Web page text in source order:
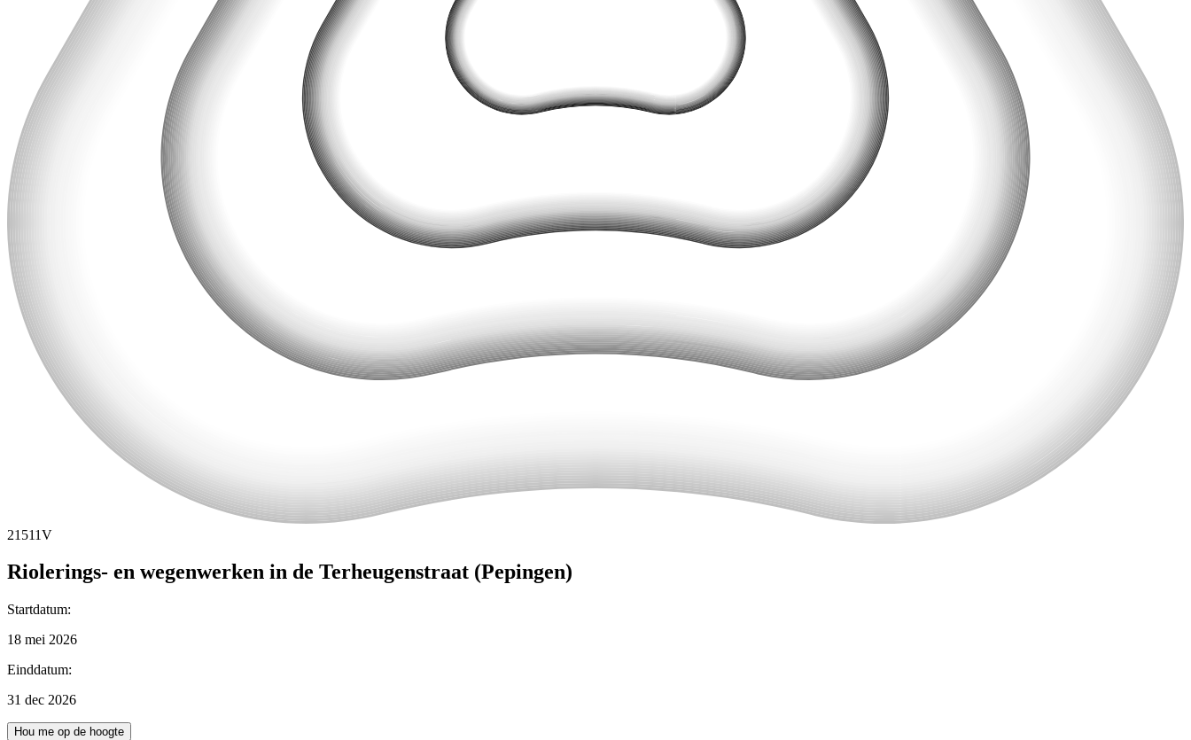
21511V
Riolerings- en wegenwerken in de Terheugenstraat (Pepingen)
Startdatum:
18 mei 2026
Einddatum:
31 dec 2026
Hou me op de hoogte